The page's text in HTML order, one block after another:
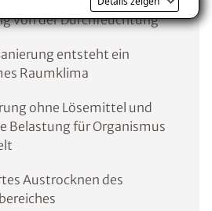
von der Durchfeuchtung
entsteht ein
Raumklima
ohne Lösemittel und
Belastung für Organismus
Austrocknen des
Erhalt des kostenfreien
zu unserem Newsletter.